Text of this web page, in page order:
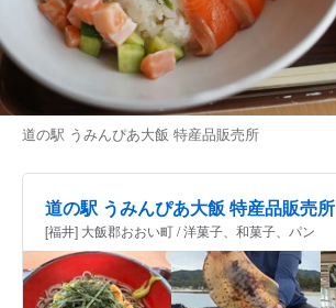
道の駅 うみんぴあ大飯 特産品販売所
道の駅 うみんぴあ大飯 特産品販売所
[福井] 大飯郡おおい町 / 洋菓子、和菓子、パン